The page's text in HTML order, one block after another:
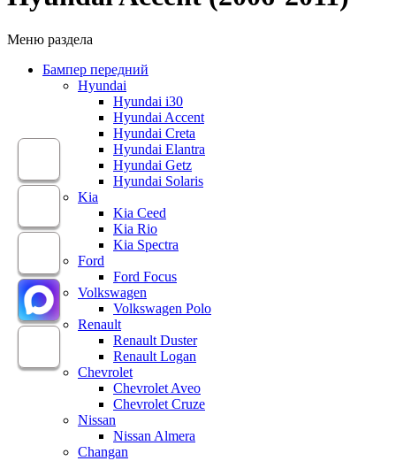
Меню раздела
Бампер передний
Hyundai
Hyundai i30
Hyundai Accent
Hyundai Creta
Hyundai Elantra
Hyundai Getz
Hyundai Solaris
Kia
Kia Ceed
Kia Rio
Kia Spectra
Ford
Ford Focus
Volkswagen
Volkswagen Polo
Renault
Renault Duster
Renault Logan
Chevrolet
Chevrolet Aveo
Chevrolet Cruze
Nissan
Nissan Almera
Changan